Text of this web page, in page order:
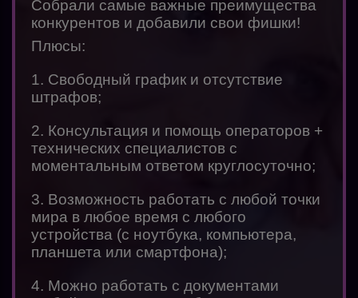
Собрали самые важные преимущества
конкурентов и добавили свои фишки!
Плюсы:
1. Свободный график и отсутствие
штрафов;
2. Консультация и помощь операторов +
технических специалистов с
моментальным ответом круглосуточно;
3. Возможность работать с любой точки
мира в любое время с любого
устройства (с ноутбука, компьютера,
планшета или смартфона);
4. Можно работать с документами